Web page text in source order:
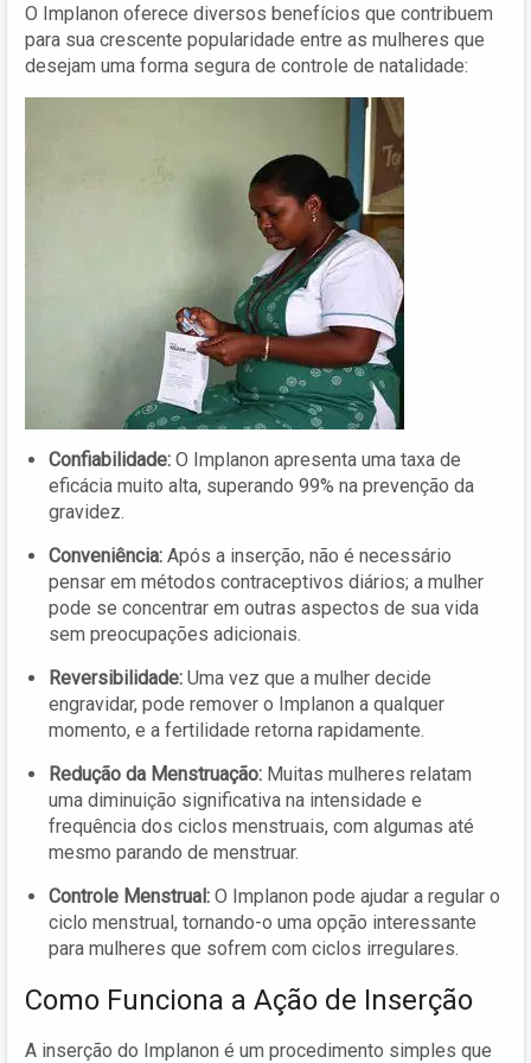
O Implanon oferece diversos benefícios que contribuem
para sua crescente popularidade entre as mulheres que
desejam uma forma segura de controle de natalidade:
Confiabilidade: O Implanon apresenta uma taxa de
eficácia muito alta, superando 99% na prevenção da
gravidez.
Conveniência: Após a inserção, não é necessário
pensar em métodos contraceptivos diários; a mulher
pode se concentrar em outras aspectos de sua vida
sem preocupações adicionais.
Reversibilidade: Uma vez que a mulher decide
engravidar, pode remover o Implanon a qualquer
momento, e a fertilidade retorna rapidamente.
Redução da Menstruação: Muitas mulheres relatam
uma diminuição significativa na intensidade e
frequência dos ciclos menstruais, com algumas até
mesmo parando de menstruar.
Controle Menstrual: O Implanon pode ajudar a regular o
ciclo menstrual, tornando-o uma opção interessante
para mulheres que sofrem com ciclos irregulares.
Como Funciona a Ação de Inserção
A inserção do Implanon é um procedimento simples que